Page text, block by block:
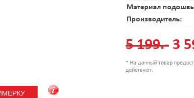
Материал
Производитель:
5 199.- 3
* На данный товар
действуют.